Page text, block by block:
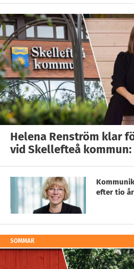
Helena Renström klar
vid Skellefteå
efter tio
SOMMAR